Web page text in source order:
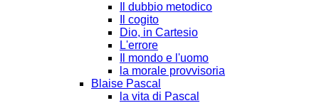
Il dubbio metodico
Il cogito
Dio, in Cartesio
L'errore
Il mondo e l'uomo
la morale provvisoria
Blaise Pascal
la vita di Pascal